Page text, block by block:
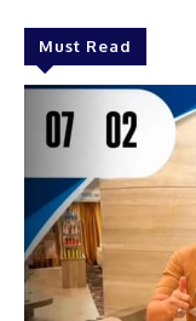
Must Read